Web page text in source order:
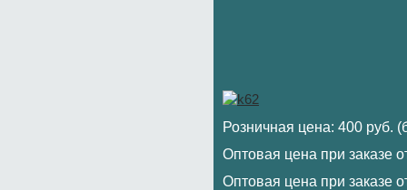
Розничная цена: 400 руб.
Оптовая цена при заказе
Оптовая цена при заказе